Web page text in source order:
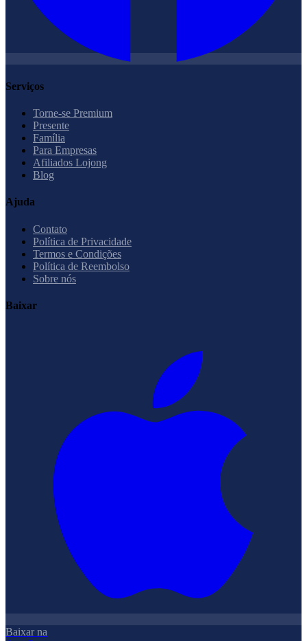
Serviços
Torne-se Premium
Presente
Família
Para Empresas
Afiliados Lojong
Blog
Ajuda
Contato
Política de Privacidade
Termos e Condições
Política de Reembolso
Sobre nós
Baixar
Baixar na